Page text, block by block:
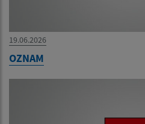
19.06.2026
OZNAM